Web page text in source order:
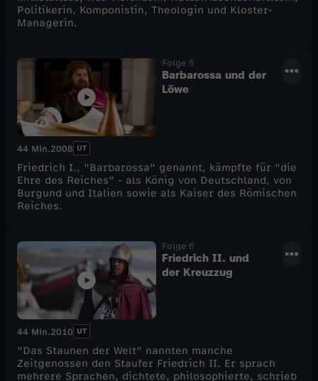
Politikerin, Komponistin, Theologin und Kloster-
Managerin.
Folge 5
Barbarossa und der
Löwe
44 Min.2008 UT
Friedrich I., "Barbarossa" genannt, kämpfte für "die
Ehre des Reiches" - als König von Deutschland, von
Burgund und Italien sowie als Kaiser des Römischen
Reiches.
Folge 6
Friedrich II. und
der Kreuzzug
44 Min.2010 UT
"Das Staunen der Welt" nannten manche
Zeitgenossen den Staufer Friedrich II. Er sprach
mehrere Sprachen, dichtete, philosophierte, schrieb